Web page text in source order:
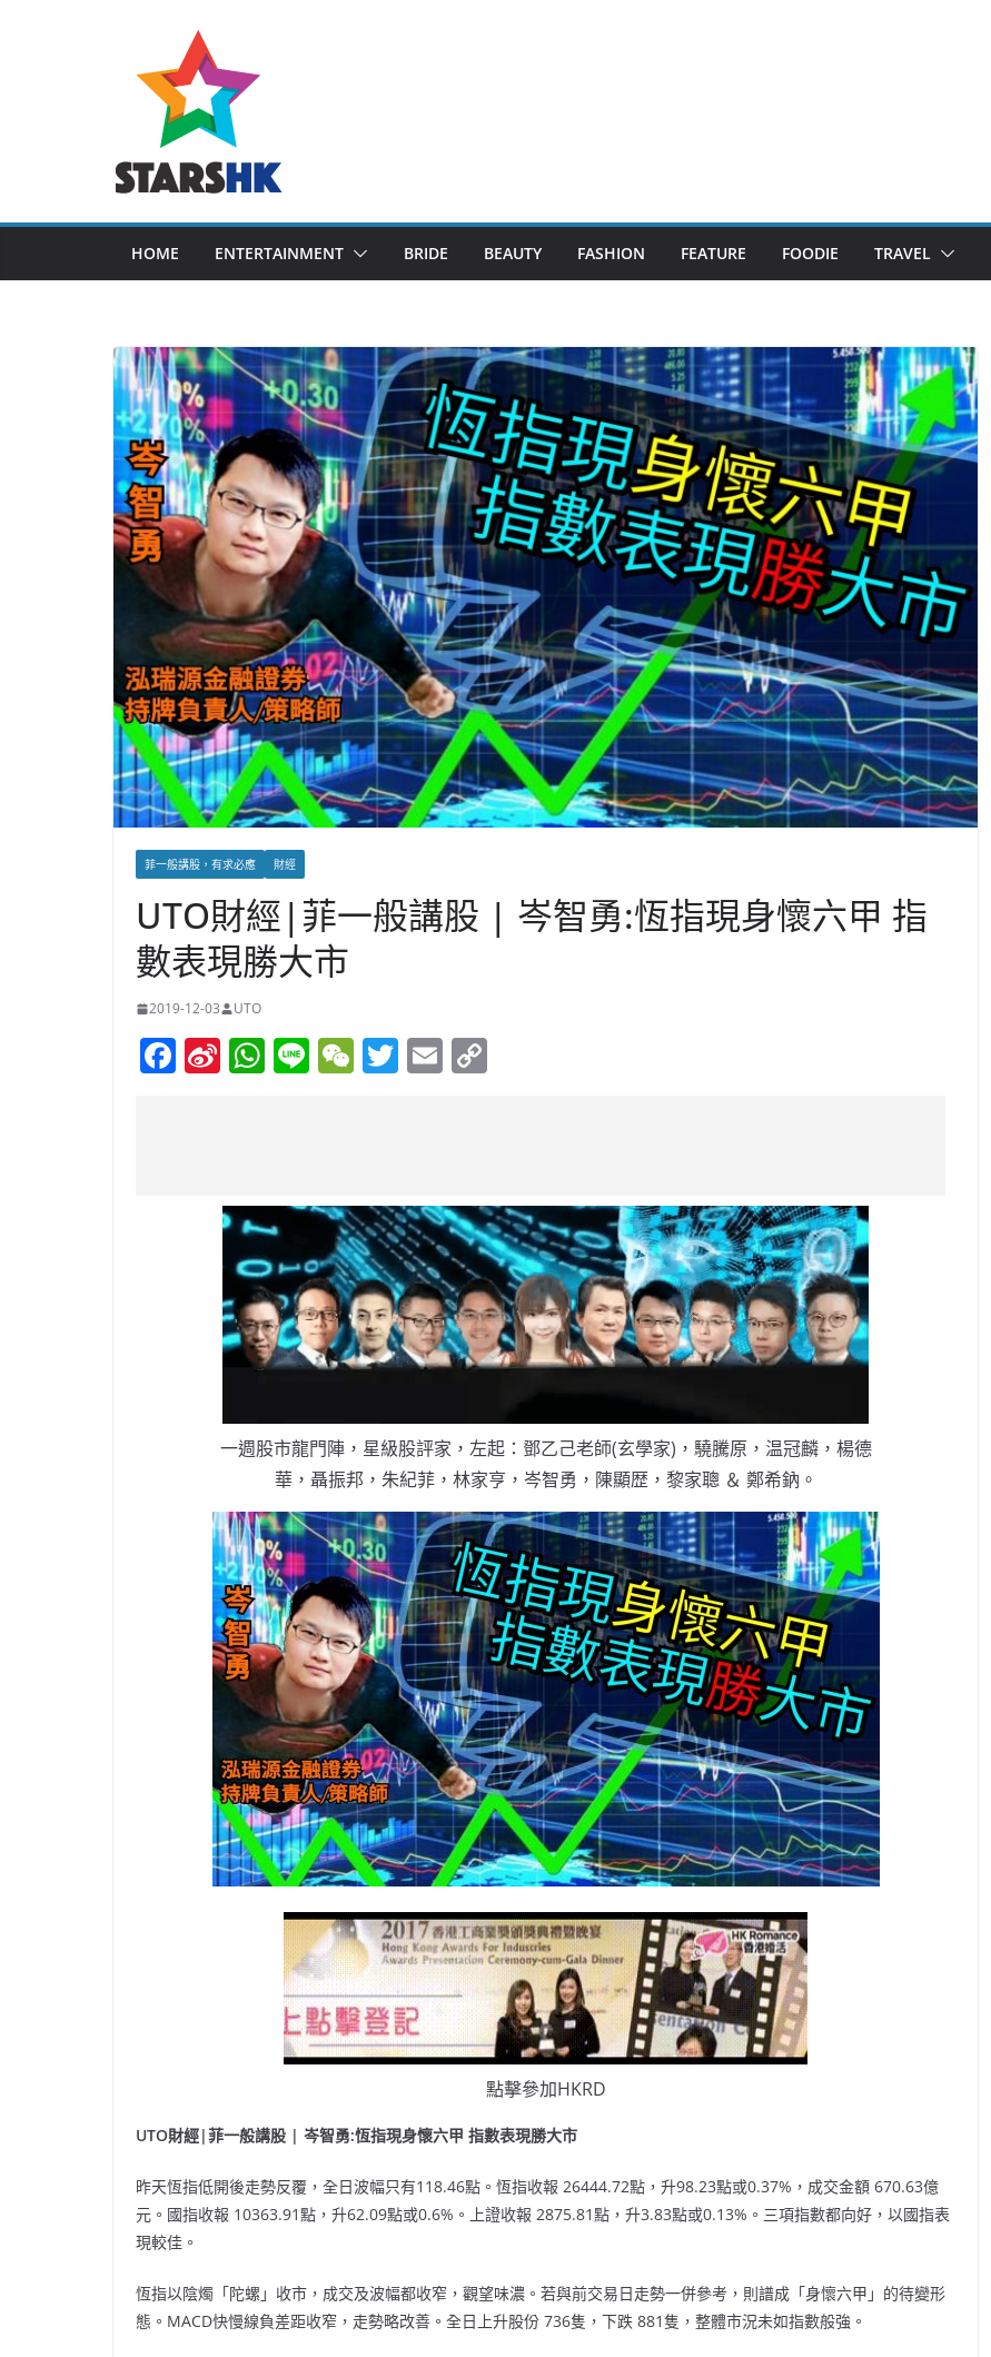
HOME ENTERTAINMENT BRIDE BEAUTY FASHION FEATURE FOODIE TRAVEL
菲一般講股，有求必應 財經
UTO財經|菲一般講股 | 岑智勇:恆指現身懷六甲 指
數表現勝大市
2019-12-03 UTO
F Si
ei
b
o
W
A
p
p
Li W
at
T E
Li
n
k
一週股市龍門陣，星級股評家，左起：鄧乙己老師(玄學家)，驍騰原，温冠麟，楊德
華，聶振邦，朱紀菲，林家亨，岑智勇，陳顯歴，黎家聰 ＆ 鄭希鈉。
點擊參加HKRD
UTO財經|菲一般講股 | 岑智勇:恆指現身懷六甲 指數表現勝大市
昨天恆指低開後走勢反覆，全日波幅只有118.46點。恆指收報 26444.72點，升98.23點或0.37% ，成交金額 670.63億
元。國指收報 10363.91點，升62.09點或0.6% 。上證收報 2875.81點，升3.83點或0.13% 。三項指數都向好，以國指表
現較佳。
恆指以陰燭「陀螺」收市，成交及波幅都收窄，觀望味濃。若與前交易日走勢一併參考，則譜成「身懷六甲」的待變形
態。 MACD快慢線負差距收窄，走勢略改善。全日上升股份 736隻，下跌 881隻，整體市況未如指數般強。